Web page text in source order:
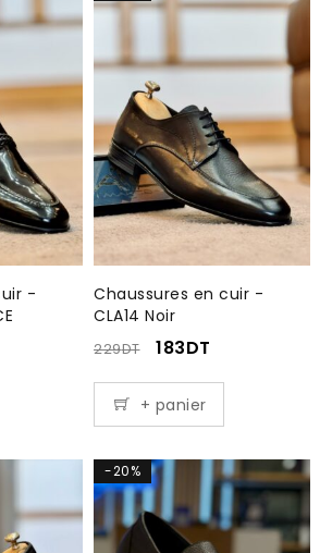
-
Chaussures en cuir -
CLA14 Noir
229DT 183DT
+ panier
-20%